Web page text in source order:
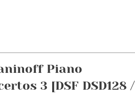
Piano
3 [DSF DSD128 /